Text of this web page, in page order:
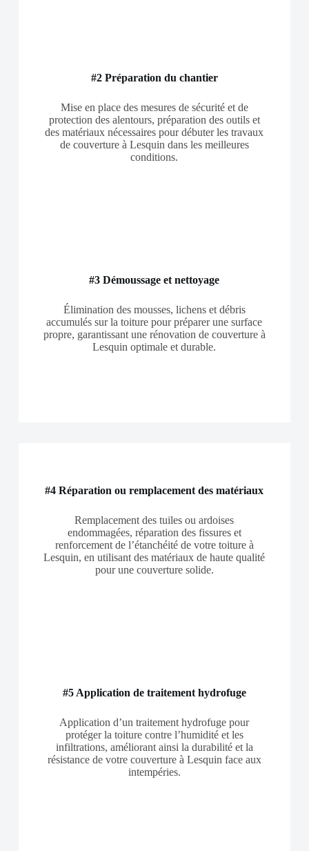
#2 Préparation du chantier
Mise en place des mesures de sécurité et de
protection des alentours, préparation des outils et
des matériaux nécessaires pour débuter les travaux
de couverture à Lesquin dans les meilleures
conditions.
#3 Démoussage et nettoyage
Élimination des mousses, lichens et débris
accumulés sur la toiture pour préparer une surface
propre, garantissant une rénovation de couverture à
Lesquin optimale et durable.
#4 Réparation ou remplacement des matériaux
Remplacement des tuiles ou ardoises
endommagées, réparation des fissures et
renforcement de l’étanchéité de votre toiture à
Lesquin, en utilisant des matériaux de haute qualité
pour une couverture solide.
#5 Application de traitement hydrofuge
Application d’un traitement hydrofuge pour
protéger la toiture contre l’humidité et les
infiltrations, améliorant ainsi la durabilité et la
résistance de votre couverture à Lesquin face aux
intempéries.